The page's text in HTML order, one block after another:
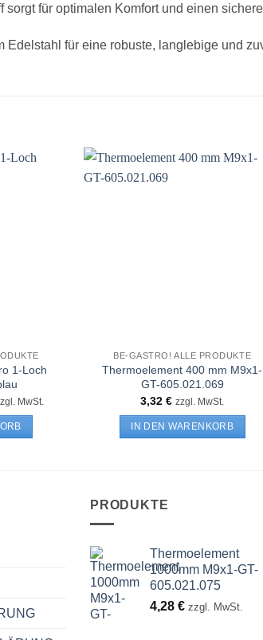
für optimalen Komfort und einen
für eine robuste, langlebige und
1-Loch
€.
MwSt.
BE-GASTRO! ALLE PRODUKTE
Thermoelement 400 mm M9x1-
GT-605.021.069
3,32€ zzgl. MwSt.
IN DEN WARENKORB
PRODUKTE
Thermoelement
1000mm M9x1-GT-
605.021.075
4,28 € zzgl. MwSt.